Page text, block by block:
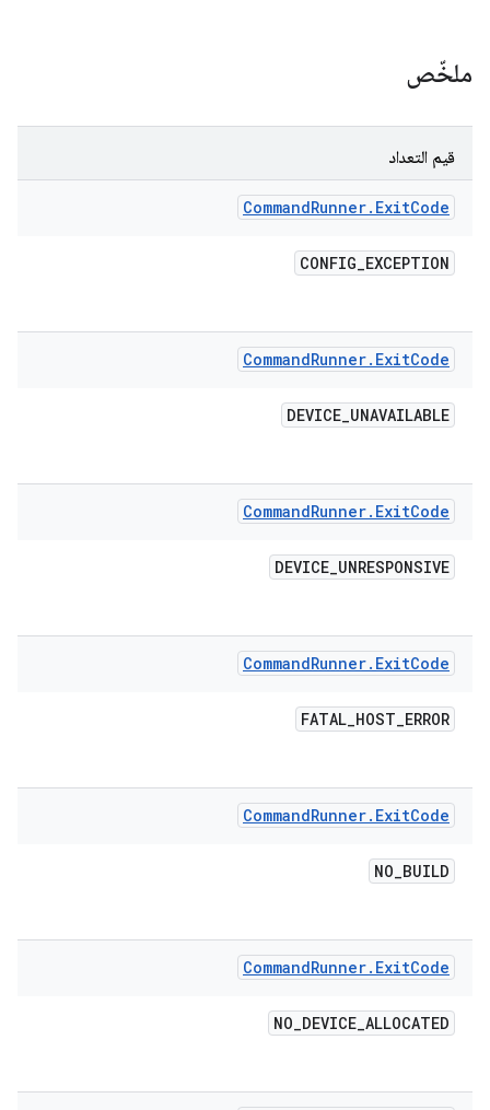
ملخّص
قيم التعداد
CommandRunner. ExitCode
CONFIG_EXCEPTION
CommandRunner. ExitCode
DEVICE_UNAVAILABLE
CommandRunner. ExitCode
DEVICE_UNRESPONSIVE
CommandRunner. ExitCode
FATAL_HOST_ERROR
CommandRunner. ExitCode
NO_BUILD
CommandRunner. ExitCode
NO_DEVICE_ALLOCATED